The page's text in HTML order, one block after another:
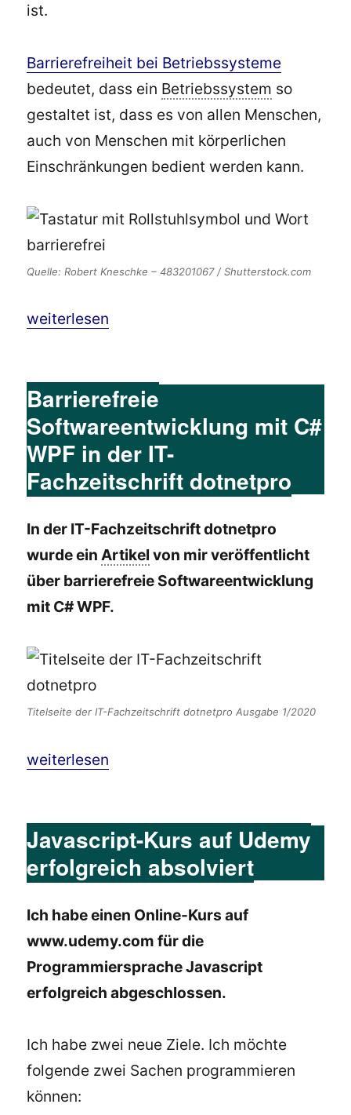
ist.
Barrierefreiheit bei Betriebssysteme
bedeutet, dass ein Betriebssystem so
gestaltet ist, dass es von allen Menschen,
auch von Menschen mit körperlichen
Einschränkungen bedient werden kann.
Quelle: Robert Kneschke – 483201067 / Shutterstock.com
„Barrierefreiheit in der Informatik –
weiterlesen
Barrierefreie
Softwareentwicklung mit C#
WPF in der IT-
Fachzeitschrift dotnetpro
In der IT-Fachzeitschrift dotnetpro
wurde einArtikel von mir veröffentlicht
über barrierefreie Softwareentwicklung
mit C# WPF.
Titelseite der IT-Fachzeitschrift dotnetpro Ausgabe 1/2020
„Barrierefreie Softwareentwicklung mit C#
weiterlesen
Javascript-Kurs auf Udemy
erfolgreich absolviert
Ich habe einen Online-Kurs auf
www.udemy.com für die
Programmiersprache Javascript
erfolgreich abgeschlossen.
Ich habe zwei neue Ziele. Ich möchte
folgende zwei Sachen programmieren
können: